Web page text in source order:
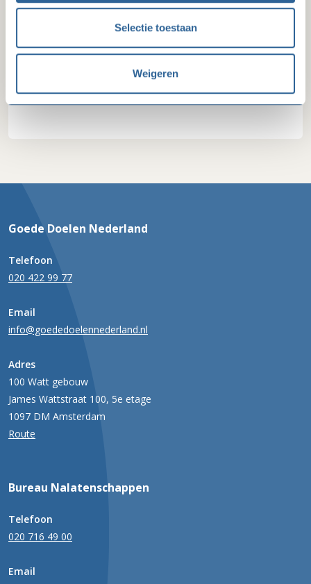
Selectie toestaan
Weigeren
Nieuwe directeur SOS Kinderdorpen
Goede Doelen Nederland
Telefoon
020 422 99 77
Email
info@goededoelennederland.nl
Adres
100 Watt gebouw
James Wattstraat 100, 5e etage
1097 DM Amsterdam
Route
Bureau Nalatenschappen
Telefoon
020 716 49 00
Email